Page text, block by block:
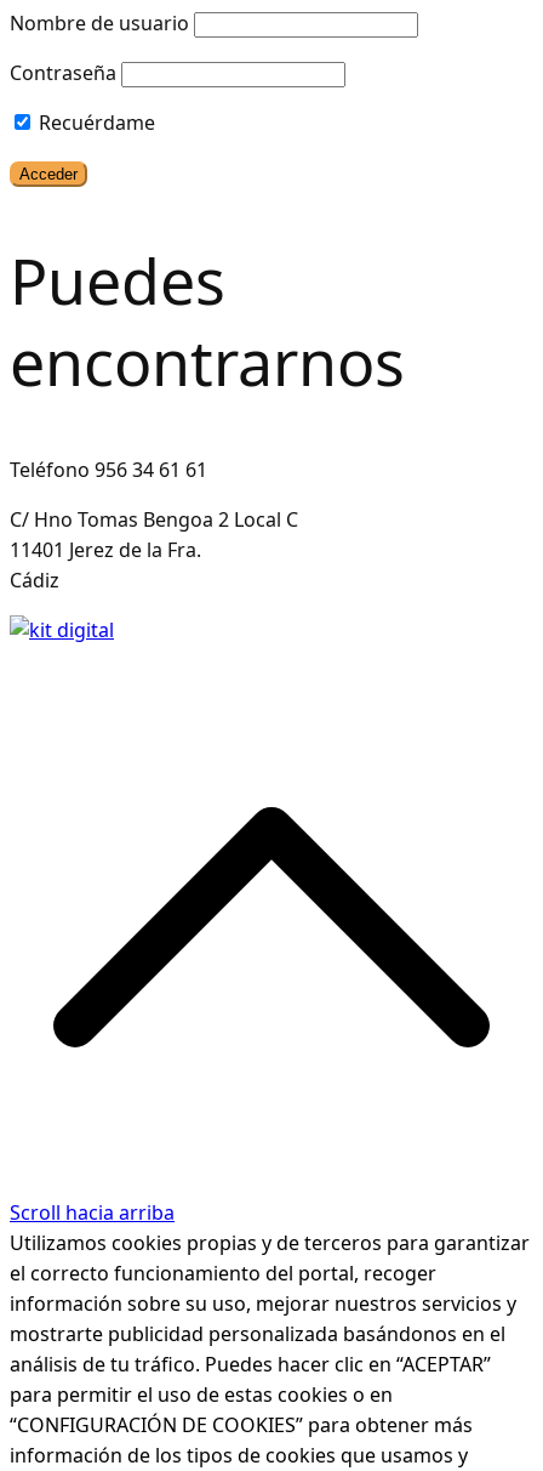
Nombre de usuario
Contraseña
Recuérdame
Puedes
encontrarnos
Teléfono 956 34 61 61
C/ Hno Tomas Bengoa 2 Local C
11401 Jerez de la Fra.
Cádiz
Scroll hacia arriba
Utilizamos cookies propias y de terceros para garantizar
el correcto funcionamiento del portal, recoger
información sobre su uso, mejorar nuestros servicios y
mostrarte publicidad personalizada basándonos en el
análisis de tu tráfico. Puedes hacer clic en “ACEPTAR”
para permitir el uso de estas cookies o en
“CONFIGURACIÓN DE COOKIES” para obtener más
información de los tipos de cookies que usamos y